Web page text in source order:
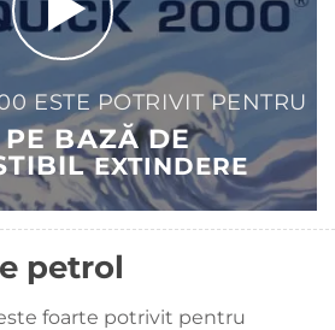
ESTE POTRIVIT PENTRU
PE BAZĂ DE
EXTINDERE
petrol
foarte potrivit pentru